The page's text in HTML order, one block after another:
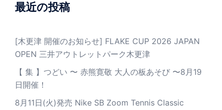
最近の投稿
[木更津 開催のお知らせ] FLAKE CUP 2026 JAPAN
OPEN 三井アウトレットパーク木更津
【 集 】つどい 〜 赤熊寛敬 大人の板あそび 〜8月19
日開催！
8月11日(火)発売 Nike SB Zoom Tennis Classic